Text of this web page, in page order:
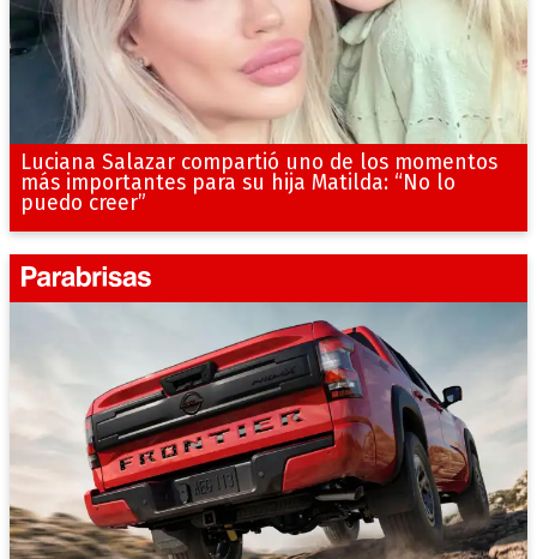
Luciana Salazar compartió uno de los momentos
más importantes para su hija Matilda: “No lo
puedo creer”